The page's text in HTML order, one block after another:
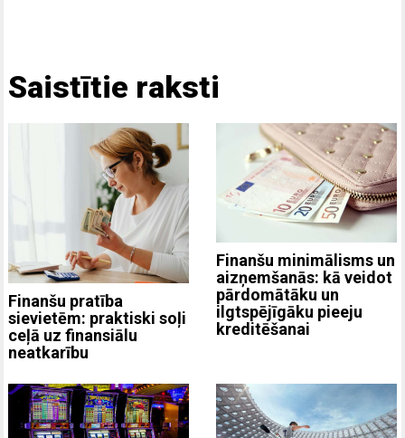
Saistītie raksti
Finanšu pratība
sievietēm: praktiski soļi
ceļā uz finansiālu
neatkarību
Finanšu minimālisms un
aizņemšanās: kā veidot
pārdomātāku un
ilgtspējīgāku pieeju
kreditēšanai